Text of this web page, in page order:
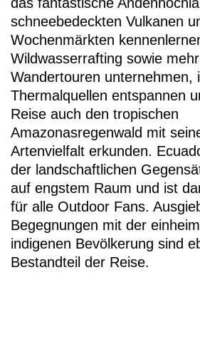
schneebedeckten Vulkanen
Wochenmärkten
Wildwasserrafting sowie
Wandertouren unternehmen,
Thermalquellen entspannen
Reise auch den tropischen
Amazonasregenwald mit
Artenvielfalt erkunden.
der landschaftlichen
auf engstem Raum und ist
für alle Outdoor Fans.
Begegnungen mit der
indigenen Bevölkerung sind
Bestandteil der Reise.